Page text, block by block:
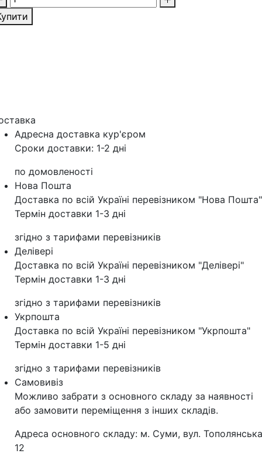
Адресна доставка кур'‎єром
Сроки доставки: 1-2 дні
по домовленості
Нова Пошта
Доставка по всій Україні перевізником "Нова Пошта"
Термін доставки 1-3 дні
згідно з тарифами перевізників
Делівері
Доставка по всій Україні перевізником "Делівері"
Термін доставки 1-3 дні
згідно з тарифами перевізників
Укрпошта
Доставка по всій Україні перевізником "Укрпошта"
Термін доставки 1-5 дні
згідно з тарифами перевізників
Самовивіз
Можливо забрати з основного складу за наявності
або замовити переміщення з інших складів.
Адреса основного складу: м. Суми, вул.
12